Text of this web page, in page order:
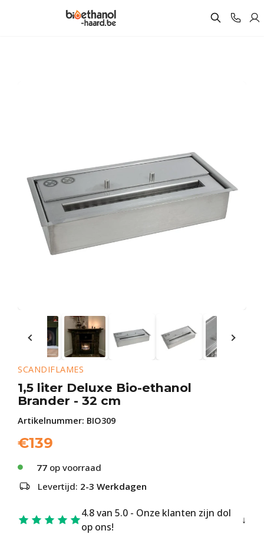
SCANDIFLAMES
1,5 liter Deluxe Bio-ethanol
Brander - 32 cm
Artikelnummer: BIO309
€139
77 op voorraad
Levertijd: 2-3 Werkdagen
4.8 van 5.0 - Onze klanten zijn dol
op ons!